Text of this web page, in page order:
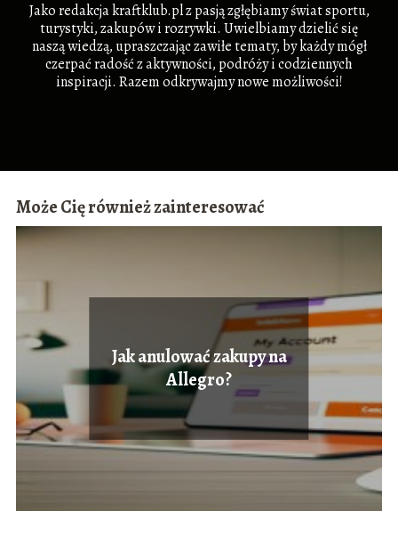
Jako redakcja kraftklub.pl z pasją zgłębiamy świat sportu,
turystyki, zakupów i rozrywki. Uwielbiamy dzielić się
naszą wiedzą, upraszczając zawiłe tematy, by każdy mógł
czerpać radość z aktywności, podróży i codziennych
inspiracji. Razem odkrywajmy nowe możliwości!
Może Cię również zainteresować
Jak anulować zakupy na
Allegro?